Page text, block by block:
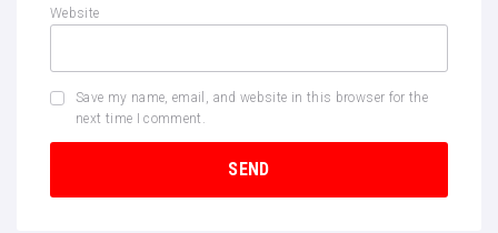
Website
Save my name, email, and website in this browser for the
next time I comment.